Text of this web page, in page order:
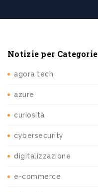
Notizie per Categorie
agora tech
azure
curiosità
cybersecurity
digitalizzazione
e-commerce